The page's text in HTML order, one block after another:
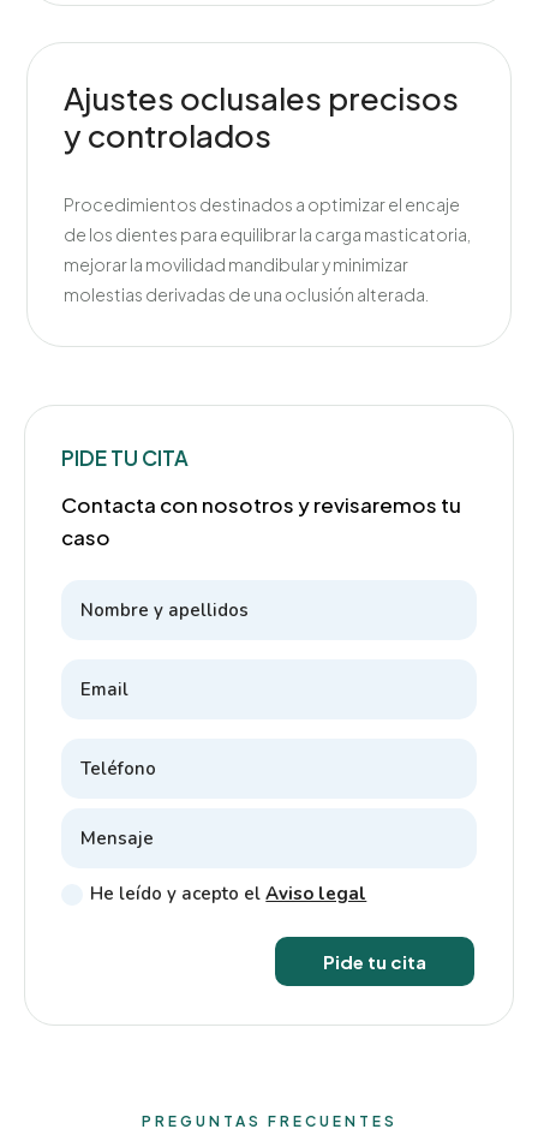
Ajustes oclusales precisos
y controlados
Procedimientos destinados a optimizar el encaje
de los dientes para equilibrar la carga masticatoria,
mejorar la movilidad mandibular y minimizar
molestias derivadas de una oclusión alterada.
PIDE TU CITA
Contacta con nosotros y revisaremos tu
caso
He leído y acepto elAviso legal
Pide tu cita
PREGUNTAS FRECUENTES